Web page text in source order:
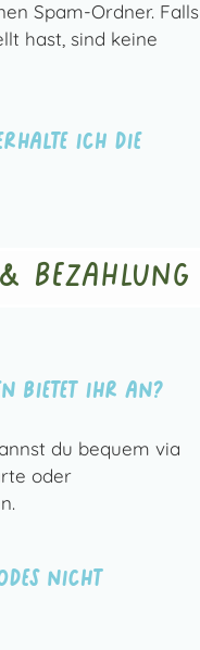
Spam-Ordner. Falls
hast, sind keine
ich die
Bezahlung
bietet ihr an?
du bequem via
oder
nicht